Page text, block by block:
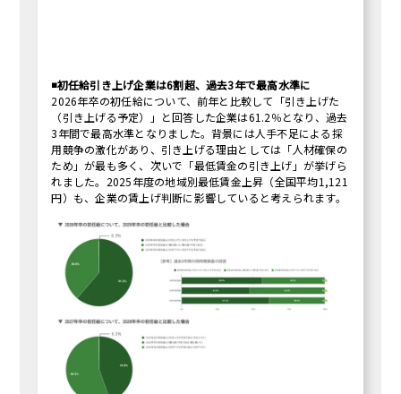
◾️初任給引き上げ企業は6割超、過去3年で最高水準に
2026年卒の初任給について、前年と比較して「引き上げた
（引き上げる予定）」と回答した企業は61.2％となり、過去
3年間で最高水準となりました。背景には人手不足による採
用競争の激化があり、引き上げる理由としては「人材確保の
ため」が最も多く、次いで「最低賃金の引き上げ」が挙げら
れました。2025年度の地域別最低賃金上昇（全国平均1,121
円）も、企業の賃上げ判断に影響していると考えられます。